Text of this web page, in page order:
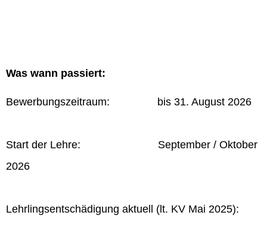
Was wann passiert:
Bewerbungszeitraum: bis 31. August 2026
Start der Lehre: September / Oktober
2026
Lehrlingsentschädigung aktuell (lt. KV Mai 2025):